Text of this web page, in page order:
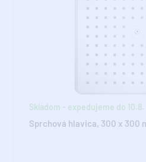
Skladom - expedujeme do 10.8.
Sprchová hlavica, 300 x 300